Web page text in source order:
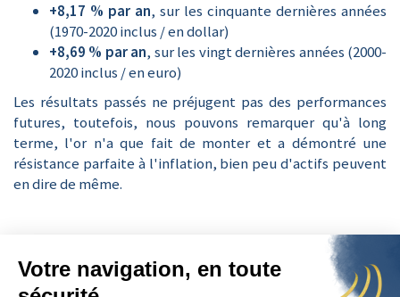
+8,17 % par an, sur les cinquante dernières années
(1970-2020 inclus / en dollar)
+8,69 % par an, sur les vingt dernières années (2000-
2020 inclus / en euro)
Les résultats passés ne préjugent pas des performances
futures, toutefois, nous pouvons remarquer qu'à long
terme, l'or n'a que fait de monter et a démontré une
résistance parfaite à l'inflation, bien peu d'actifs peuvent
en dire de même.